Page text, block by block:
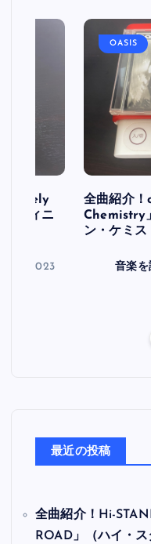
フィニ
30, 2023
OASIS
全曲紹介
Chemistry
ン・ケミス
音楽を
最近の投稿
全曲紹介！Hi-
ROAD」（ハイ・